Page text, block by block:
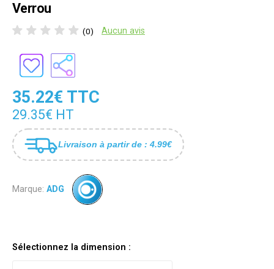
Verrou
(0) Aucun avis
35.22€ TTC
29.35€ HT
Livraison à partir de : 4.99€
Marque: ADG
Sélectionnez la dimension :